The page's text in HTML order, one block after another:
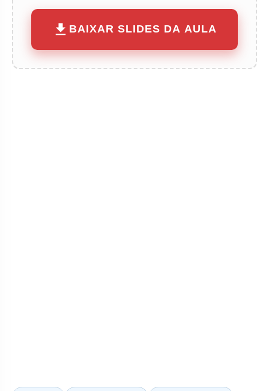
BAIXAR SLIDES DA AULA